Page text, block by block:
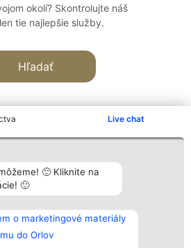
Live chat
🙂 Kliknite na
🙂
o marketingové materiály
do Orlov
okolí? Skontrolujte náš
tie najlepšie služby.
Hľadať
Hodnotenie
Laureáti
Lista
Laureatów
Podmienky
Obchodné
podmienky
Kontakt
Kontakt